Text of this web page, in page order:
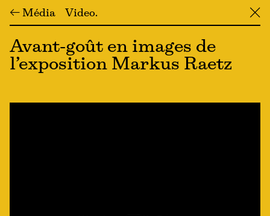
← Média Video ╳
Avant-goût en images de
l’exposition Markus Raetz